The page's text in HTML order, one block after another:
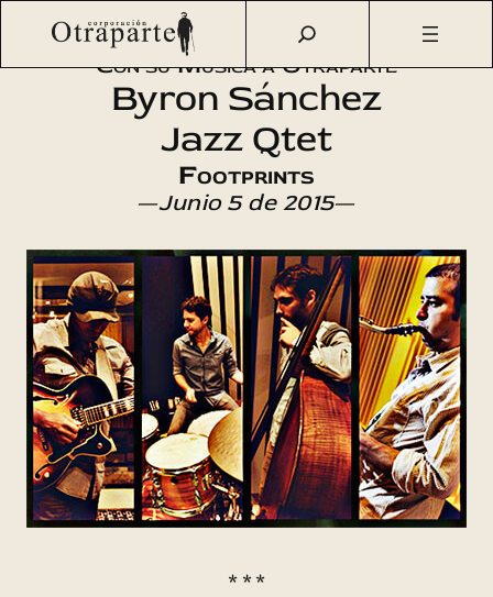
Saltar
Otraparte.org/Agenda Cultural Música Footprints
Con su Música a Otraparte
Byron Sánchez
Jazz Qtet
Footprints
—Junio 5 de 2015—
* * *